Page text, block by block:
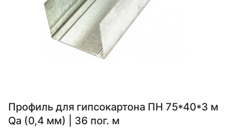
Профиль для гипсокартона ПН 75*40*3 м
Qa (0,4 мм) | 36 пог. м